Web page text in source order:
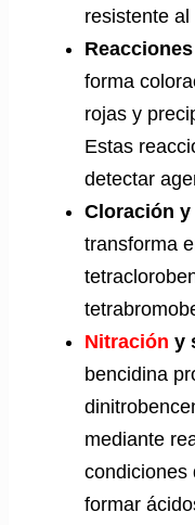
resistente al
forma
rojas y
Estas
detectar
Cloración
transforma
Nitración y
bencidina
mediante
condiciones
formar